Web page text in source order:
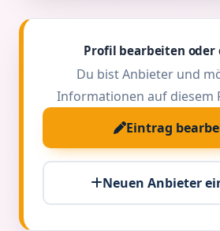
Profil bearbeiten oder
Du bist Anbieter und
Informationen auf diesem
Eintrag
Neuen Anbieter